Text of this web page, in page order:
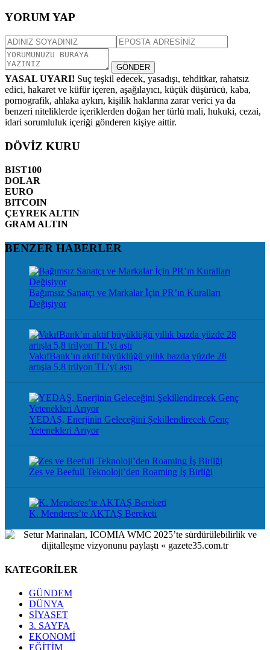
YORUM YAP
GÖNDER
YASAL UYARI! Suç teşkil edecek, yasadışı, tehditkar, rahatsız
edici, hakaret ve küfür içeren, aşağılayıcı, küçük düşürücü, kaba,
pornografik, ahlaka aykırı, kişilik haklarına zarar verici ya da
benzeri niteliklerde içeriklerden doğan her türlü mali, hukuki, cezai,
idari sorumluluk içeriği gönderen kişiye aittir.
DÖVİZ KURU
BIST100
DOLAR
EURO
BITCOIN
ÇEYREK ALTIN
GRAM ALTIN
BENZER HABERLER
Bağımsız Sanatçı ve Markalar İçin PR’ın Kuralları
Değişiyor
VakıfBank’ın aktif büyüklüğü yıllık bazda yüzde 28
artışla 5,8 trilyon TL’yi aştı
YEDAŞ, Enerjinin Geleceğini Şekillendirecek Genç
Yetenekleri Arıyor
Zes ve Beefull Teknoloji’den Roaming İş Birliği
K. Menderes’te AKTAŞ Bereketi
KATEGORİLER
GÜNDEM
DÜNYA
SİYASET
3. SAYFA
EKONOMİ
EĞİTİM